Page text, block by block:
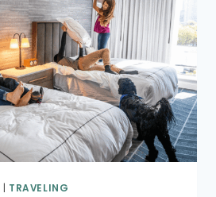
TRAVELING